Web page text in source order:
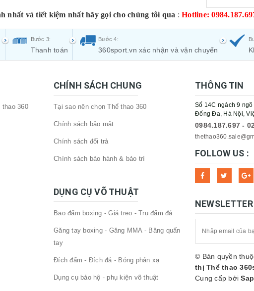
nhất và tiết kiệm nhất hãy gọi cho chúng tôi qua : Hotline:
Bước 3:
Thanh toán
Bước 4:
360sport.vn xác nhận và vận chuyển
thao 360
CHÍNH SÁCH CHUNG
Tại sao nên chọn Thể thao 360
Chính sách bảo mật
Chính sách đổi trả
Chính sách bảo hành & bảo trì
DỤNG CỤ VÕ THUẬT
Bao đấm boxing - Giá treo - Trụ đấm đá
Găng tay boxing - Găng MMA - Băng quấn
tay
Đích đấm - Đích đá - Bóng phản xạ
Dụng cụ bảo hộ - phụ kiện võ thuật
THÔNG TIN
Số 14C ngách 9
Đống Đa, Hà Nội,
0984.187.697 -
FOLLOW US :
NEWSLETTER
© Bản quyền
thị Thể thao
Cung cấp bởi